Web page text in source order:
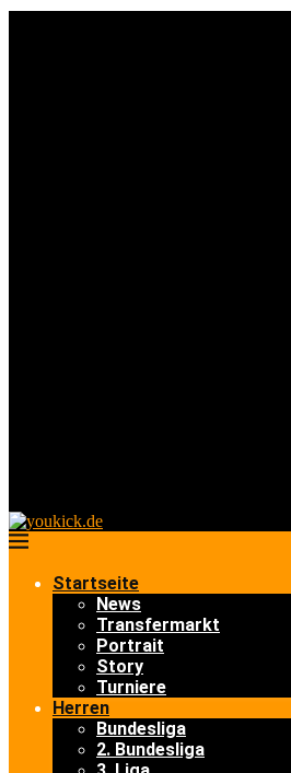
Startseite
News
Transfermarkt
Portrait
Story
Turniere
Herren
Bundesliga
2. Bundesliga